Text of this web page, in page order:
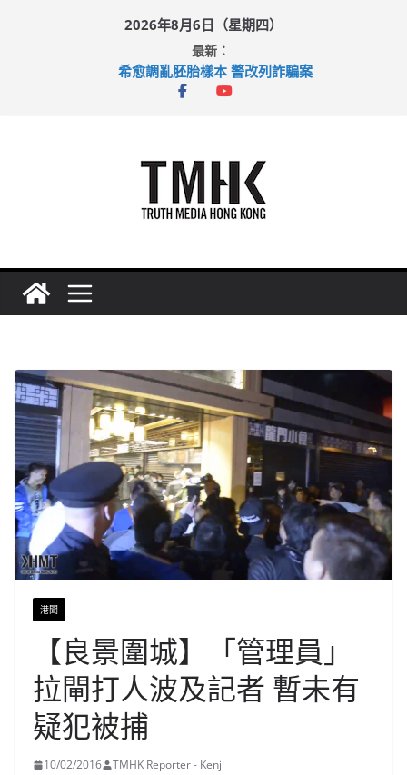
2026年8月6日（星期四）
最新：
巴士非禮女學生 六旬漢判囚四月
希愈調亂胚胎樣本 警改列詐騙案
港聞
【良景圍城】「管理員」
拉閘打人波及記者 暫未有
疑犯被捕
10/02/2016 TMHK Reporter - Kenji